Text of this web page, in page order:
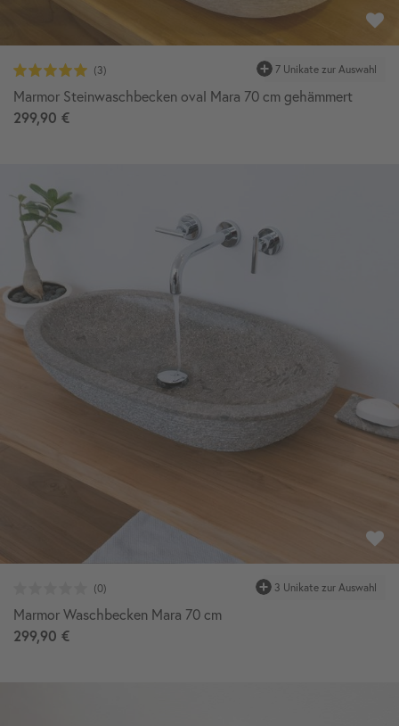
Marmor Steinwaschbecken oval Mara 70 cm gehämmert
299,90 €
Marmor Waschbecken Mara 70 cm
299,90 €